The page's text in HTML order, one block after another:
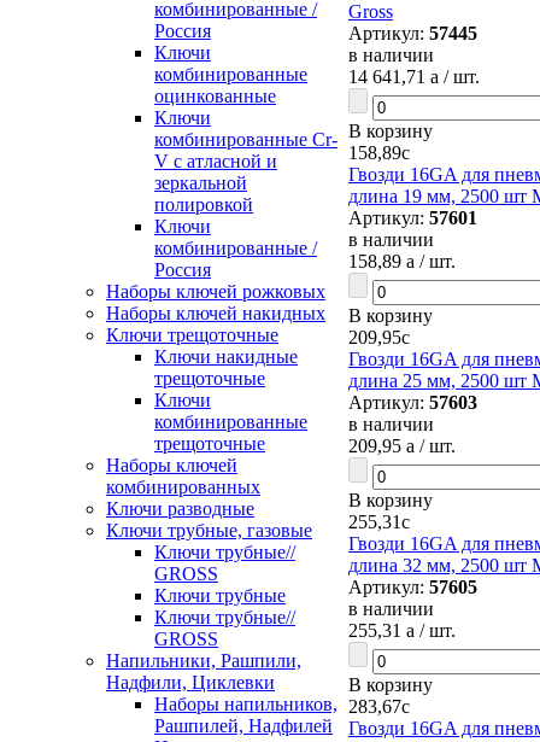
комбинированные /
Россия
Ключи
комбинированные
оцинкованные
Ключи
комбинированные Cr-
V с атласной и
зеркальной
полировкой
Ключи
комбинированные /
Россия
Наборы ключей рожковых
Наборы ключей накидных
Ключи трещоточные
Ключи накидные
трещоточные
Ключи
комбинированные
трещоточные
Наборы ключей
комбинированных
Ключи разводные
Ключи трубные, газовые
Ключи трубные//
GROSS
Ключи трубные
Ключи трубные//
GROSS
Напильники, Рашпили,
Надфили, Циклевки
Наборы напильников,
Рашпилей, Надфилей
Gross
Артикул: 57445
в наличии
14 641,71 a / шт.
В корзину
158,89c
Гвозди 16GA для
длина 19 мм, 2500 шт
Артикул: 57601
в наличии
158,89 a / шт.
В корзину
209,95c
Гвозди 16GA для
длина 25 мм, 2500 шт
Артикул: 57603
в наличии
209,95 a / шт.
В корзину
255,31c
Гвозди 16GA для
длина 32 мм, 2500 шт
Артикул: 57605
в наличии
255,31 a / шт.
В корзину
283,67c
Гвозди 16GA для